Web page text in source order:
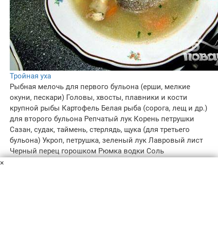
Тройная уха
Рыбная мелочь для первого бульона (ерши, мелкие
окуни, пескари) Головы, хвосты, плавники и кости
крупной рыбы Картофель Белая рыба (сорога, лещ и др.)
для второго бульона Репчатый лук Корень петрушки
Сазан, судак, таймень, стерлядь, щука (для третьего
бульона) Укроп, петрушка, зеленый лук Лавровый лист
Черный перец горошком Рюмка водки Соль
×